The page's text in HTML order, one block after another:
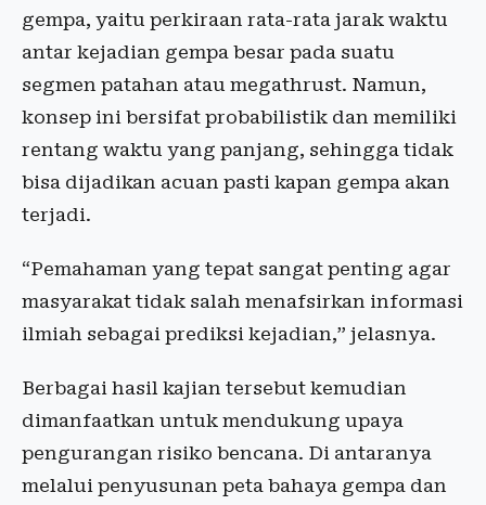
gempa, yaitu perkiraan rata-rata jarak waktu
antar kejadian gempa besar pada suatu
segmen patahan atau megathrust. Namun,
konsep ini bersifat probabilistik dan memiliki
rentang waktu yang panjang, sehingga tidak
bisa dijadikan acuan pasti kapan gempa akan
terjadi.
“Pemahaman yang tepat sangat penting agar
masyarakat tidak salah menafsirkan informasi
ilmiah sebagai prediksi kejadian,” jelasnya.
Berbagai hasil kajian tersebut kemudian
dimanfaatkan untuk mendukung upaya
pengurangan risiko bencana. Di antaranya
melalui penyusunan peta bahaya gempa dan